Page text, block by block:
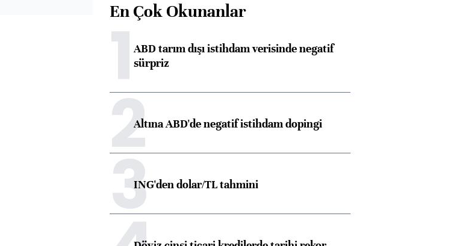
En Çok Okunanlar
1ABD tarım dışı istihdam verisinde negatif
sürpriz
2Altına ABD'de negatif istihdam dopingi
3ING'den dolar/TL tahmini